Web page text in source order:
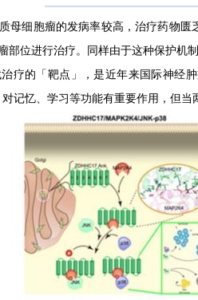
母细胞瘤的发病率较高，治疗药物
部位进行治疗。同样由于这种保护机
疗的「靶点」，是近年来国际神经
对记忆、学习等功能有重要作用，但